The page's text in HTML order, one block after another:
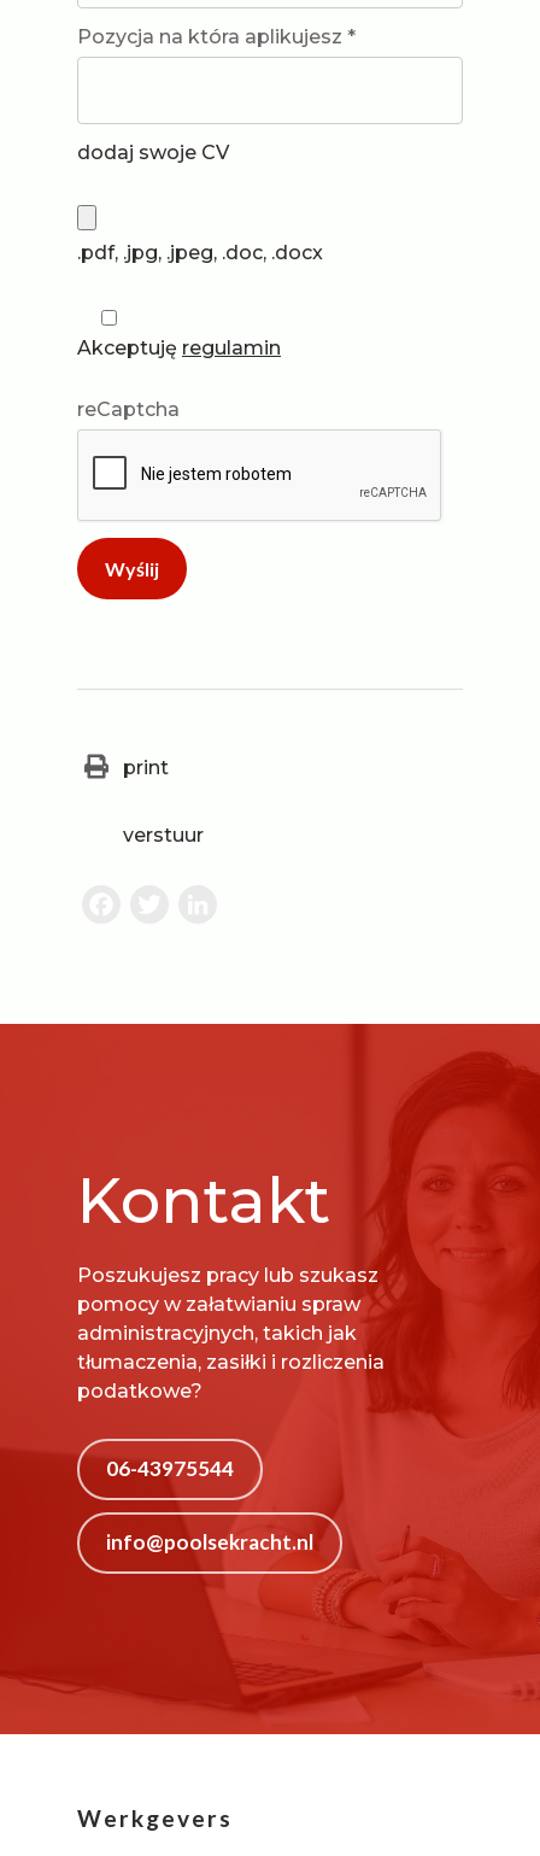
Pozycja na która aplikujesz *
dodaj swoje CV
.pdf, .jpg, .jpeg, .doc, .docx
Akceptuję regulamin
reCaptcha
print
verstuur
Kontakt
Poszukujesz pracy lub szukasz
pomocy w załatwianiu spraw
administracyjnych, takich jak
tłumaczenia, zasiłki i rozliczenia
podatkowe?
06-43975544
info@poolsekracht.nl
Werkgevers